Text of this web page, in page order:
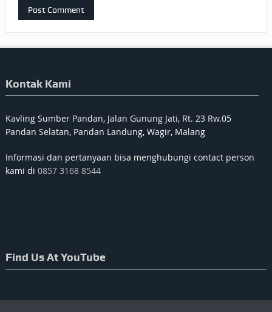
Kontak Kami
Kavling Sumber Pandan, Jalan Gunung Jati, Rt. 23 Rw.05
Pandan Selatan, Pandan Landung, Wagir, Malang
Informasi dan pertanyaan bisa menghubungi contact person
kami di 0857 3168 8544
Find Us At YouTube